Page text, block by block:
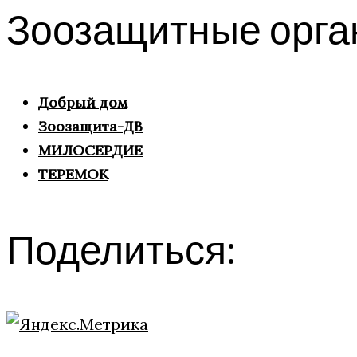
Зоозащитные
Добрый дом
Зоозащита-ДВ
МИЛОСЕРДИЕ
ТЕРЕМОК
Поделиться: